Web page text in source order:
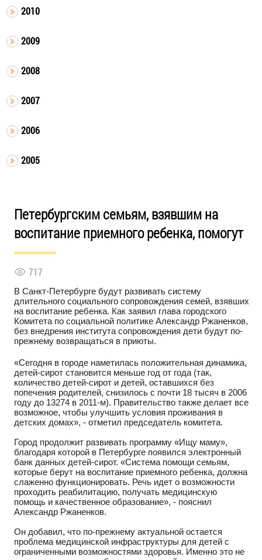
2010
2009
2008
2007
2006
2005
Петербургским семьям, взявшим на
воспитание приемного ребенка, помогут
717
В Санкт-Петербурге будут развивать систему
длительного социального сопровождения семей, взявших
на воспитание ребенка. Как заявил глава городского
Комитета по социальной политике Александр Ржаненков,
без внедрения института сопровождения дети будут по-
прежнему возвращаться в приюты.
«Сегодня в городе наметилась положительная динамика,
детей-сирот становится меньше год от года (так,
количество детей-сирот и детей, оставшихся без
попечения родителей, снизилось с почти 18 тысяч в 2006
году до 13274 в 2011-м). Правительство также делает все
возможное, чтобы улучшить условия проживания в
детских домах», - отметил председатель комитета.
Город продолжит развивать программу «Ищу маму»,
благодаря которой в Петербурге появился электронный
банк данных детей-сирот. «Система помощи семьям,
которые берут на воспитание приемного ребенка, должна
слаженно функционировать. Речь идет о возможности
проходить реабилитацию, получать медицинскую
помощь и качественное образование», - пояснил
Александр Ржаненков.
Он добавил, что по-прежнему актуальной остается
проблема медицинской инфраструктуры для детей с
ограниченными возможностями здоровья. Именно это не